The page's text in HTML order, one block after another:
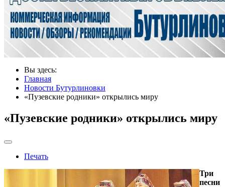
Вы здесь:
Главная
Новости Бутурлиновки
«Пузевские родники» открылись миру
«Пузевские родники» открылись миру
Печать
Три
песни